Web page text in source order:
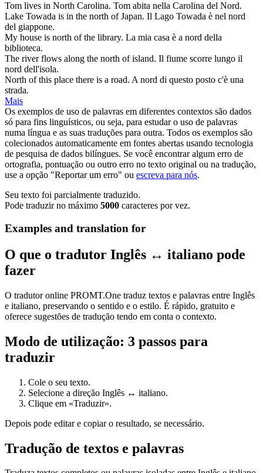
Tom lives in North Carolina. Tom abita nella Carolina del Nord.
Lake Towada is in the north of Japan. Il Lago Towada è nel nord
del giappone.
My house is north of the library. La mia casa è a nord della
biblioteca.
The river flows along the north of island. Il fiume scorre lungo il
nord dell'isola.
North of this place there is a road. A nord di questo posto c'è una
strada.
Mais
Os exemplos de uso de palavras em diferentes contextos são dados
só para fins linguísticos, ou seja, para estudar o uso de palavras
numa língua e as suas traduções para outra. Todos os exemplos são
colecionados automaticamente em fontes abertas usando tecnologia
de pesquisa de dados bilíngues. Se você encontrar algum erro de
ortografia, pontuação ou outro erro no texto original ou na tradução,
use a opção "Reportar um erro" ou escreva para nós.
Seu texto foi parcialmente traduzido.
Pode traduzir no máximo 5000 caracteres por vez.
Examples and translation for
O que o tradutor Inglês ↔ italiano pode
fazer
O tradutor online PROMT.One traduz textos e palavras entre Inglês
e italiano, preservando o sentido e o estilo. É rápido, gratuito e
oferece sugestões de tradução tendo em conta o contexto.
Modo de utilização: 3 passos para
traduzir
Cole o seu texto.
Selecione a direção Inglês ↔ italiano.
Clique em «Traduzir».
Depois pode editar e copiar o resultado, se necessário.
Tradução de textos e palavras